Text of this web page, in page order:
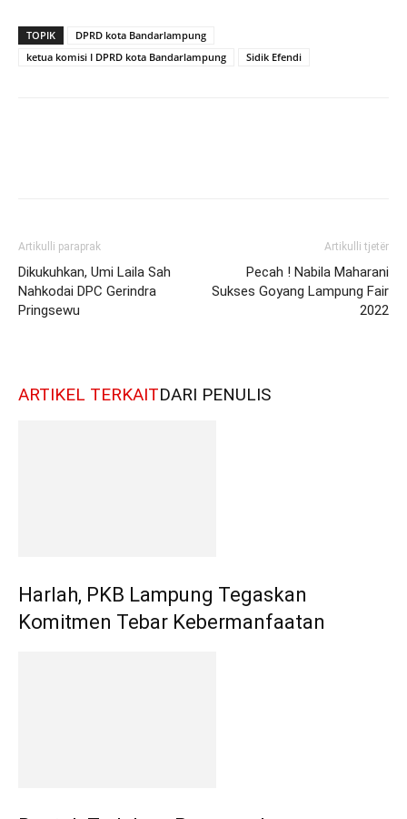
TOPIK
DPRD kota Bandarlampung
ketua komisi I DPRD kota Bandarlampung
Sidik Efendi
Artikulli paraprak
Dikukuhkan, Umi Laila Sah
Nahkodai DPC Gerindra
Pringsewu
Artikulli tjetër
Pecah ! Nabila Maharani
Sukses Goyang Lampung Fair
2022
ARTIKEL TERKAITDARI PENULIS
Harlah, PKB Lampung Tegaskan
Komitmen Tebar Kebermanfaatan